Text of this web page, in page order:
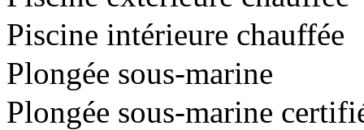
Piscine intérieure chauffée
Plongée sous-marine
Plongée sous-marine